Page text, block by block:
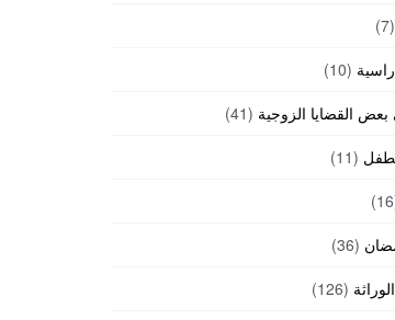
(7)
(10)
القضايا الزوجية (41)
(11)
(36)
(126)